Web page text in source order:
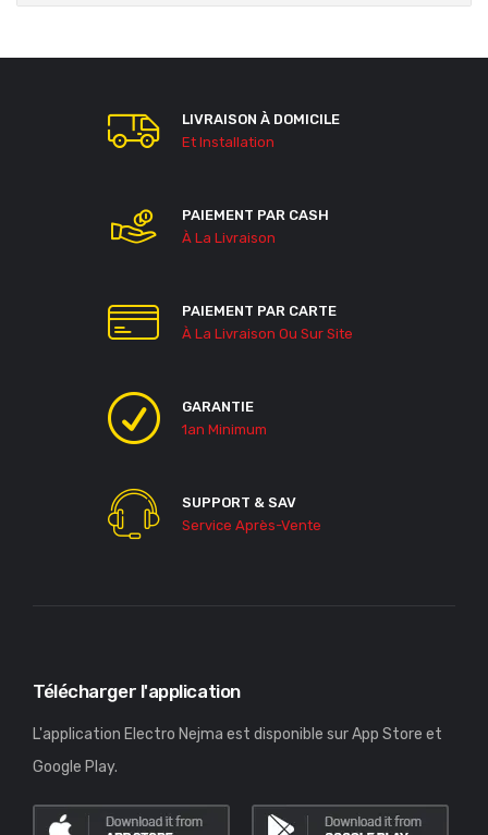
LIVRAISON À DOMICILE
Et Installation
PAIEMENT PAR CASH
À La Livraison
PAIEMENT PAR CARTE
À La Livraison Ou Sur Site
GARANTIE
1an Minimum
SUPPORT & SAV
Service Après-Vente
Télécharger l'application
L'application Electro Nejma est disponible sur App Store et
Google Play.